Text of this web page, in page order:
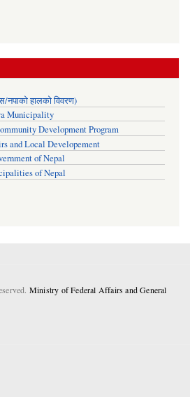
नपाको हालको विवरण)
Municipality
Development Program
and Local Developement
of Nepal
of Nepal
Ministry of Federal Affairs and General